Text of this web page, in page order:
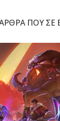
ΑΡΘΡΑ ΠΟΥ